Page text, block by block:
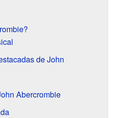
de John
Abercrombie